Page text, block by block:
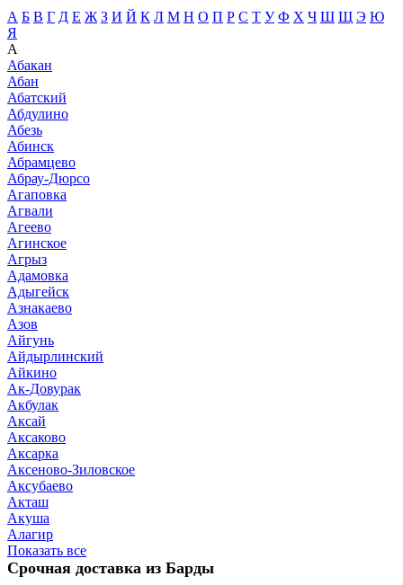
А Б В Г Д Е Ж З И Й К Л М Н О П Р С Т У Ф Х Ч Ш Щ Э Ю
Я
А
Абакан
Абан
Абатский
Абдулино
Абезь
Абинск
Абрамцево
Абрау-Дюрсо
Агаповка
Агвали
Агеево
Агинское
Агрыз
Адамовка
Адыгейск
Азнакаево
Азов
Айгунь
Айдырлинский
Айкино
Ак-Довурак
Акбулак
Аксай
Аксаково
Аксарка
Аксеново-Зиловское
Аксубаево
Акташ
Акуша
Алагир
Показать все
Срочная доставка из Барды